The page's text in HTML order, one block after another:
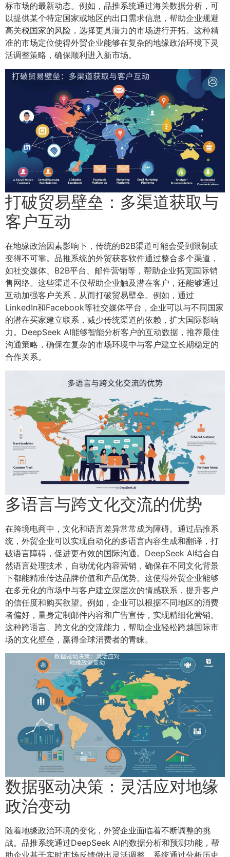
标市场的最新动态。例如，品推系统通过海关数据分析，可
以提供某个特定国家或地区的出口需求信息，帮助企业规避
高关税国家的风险，选择更具潜力的市场进行开拓。这种精
准的市场定位使得外贸企业能够在复杂的地缘政治环境下灵
活调整策略，确保顺利进入新市场。
打破贸易壁垒：多渠道获取与
客户互动
在地缘政治因素影响下，传统的B2B渠道可能会受到限制或
变得不可靠。品推系统的外贸获客软件通过整合多个渠道，
如社交媒体、B2B平台、邮件营销等，帮助企业拓宽国际销
售网络。这些渠道不仅帮助企业触及潜在客户，还能够通过
互动加强客户关系，从而打破贸易壁垒。例如，通过
LinkedIn和Facebook等社交媒体平台，企业可以与不同国家
的潜在买家建立联系，减少传统渠道的依赖，扩大国际影响
力。DeepSeek AI能够智能分析客户的互动数据，推荐最佳
沟通策略，确保在复杂的市场环境中与客户建立长期稳定的
合作关系。
多语言与跨文化交流的优势
在跨境电商中，文化和语言差异常常成为障碍。通过品推系
统，外贸企业可以实现自动化的多语言内容生成和翻译，打
破语言障碍，促进更有效的国际沟通。DeepSeek AI结合自
然语言处理技术，自动优化内容营销，确保在不同文化背景
下都能精准传达品牌价值和产品优势。这使得外贸企业能够
在多元化的市场中与客户建立深层次的情感联系，提升客户
的信任度和购买欲望。例如，企业可以根据不同地区的消费
者偏好，量身定制邮件内容和广告宣传，实现精细化营销。
这种跨语言、跨文化的交流能力，帮助企业轻松跨越国际市
场的文化壁垒，赢得全球消费者的青睐。
数据驱动决策：灵活应对地缘
政治变动
随着地缘政治环境的变化，外贸企业面临着不断调整的挑
战。品推系统通过DeepSeek AI的数据分析和预测功能，帮
助企业基于实时市场反馈做出灵活调整。系统通过分析历史